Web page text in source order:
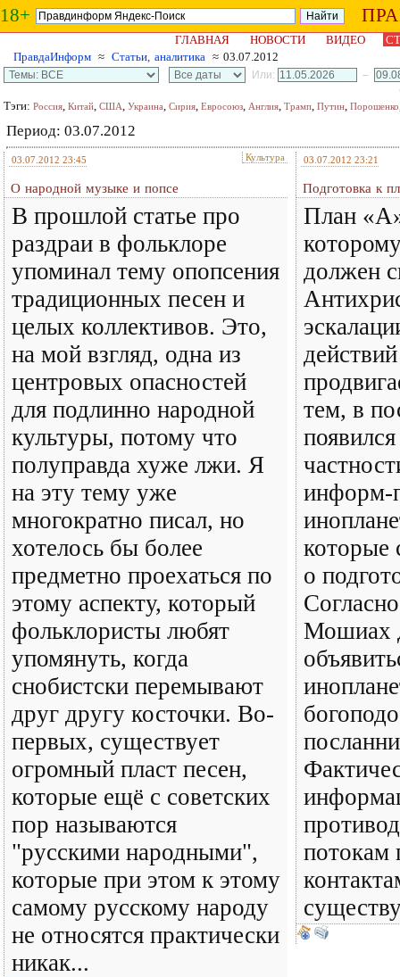
18+
ГЛАВНАЯ НОВОСТИ ВИДЕО
ПравдаИнформ ≈ Статьи, аналитика ≈ 03.07.2012
Или:
–
Тэги: Россия, Китай, США, Украина, Сирия, Евросоюз, Англия, Трамп, Путин, Порошенко
Период: 03.07.2012
03.07.2012 23:45 Культура
О народной музыке и попсе
В прошлой статье про
раздраи в фольклоре
упоминал тему опопсения
традиционных песен и
целых коллективов. Это,
на мой взгляд, одна из
центровых опасностей
для подлинно народной
культуры, потому что
полуправда хуже лжи. Я
на эту тему уже
многократно писал, но
хотелось бы более
предметно проехаться по
этому аспекту, который
фольклористы любят
упомянуть, когда
снобистски перемывают
друг другу косточки. Во-
первых, существует
огромный пласт песен,
которые ещё с советских
пор называются
"русскими народными",
которые при этом к этому
самому русскому народу
не относятся практически
никак...
03.07.2012 23:21
Подготовка к
План
должен
тем, в
информ-
которые
о
Мошиах
потокам